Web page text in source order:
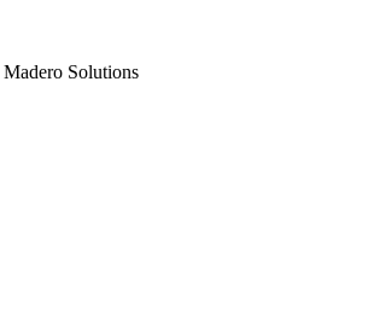
Madero Solutions